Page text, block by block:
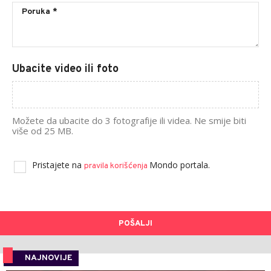
Ubacite video ili foto
Možete da ubacite do 3 fotografije ili videa. Ne smije biti
više od 25 MB.
Pristajete na pravila korišćenja Mondo portala.
POŠALJI
NAJNOVIJE